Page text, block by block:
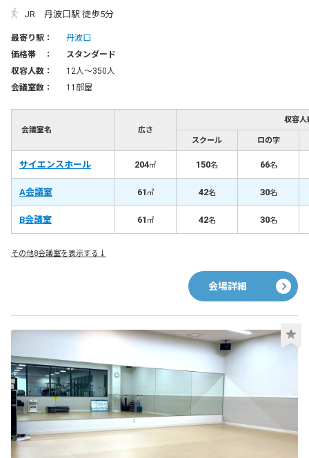
JR 丹波口駅 徒歩5分
最寄り駅：
丹波口
価格帯 ：
スタンダード
収容人数：
12人〜350人
会議室数：
11部屋
会議室名 広さ
収容人
スクール ロの字
サイエンスホール 204㎡ 150名 66名
A会議室 61 ㎡ 42名 30名
B会議室 61 ㎡ 42名 30名
その他8会議室を表示する↓
会場詳細